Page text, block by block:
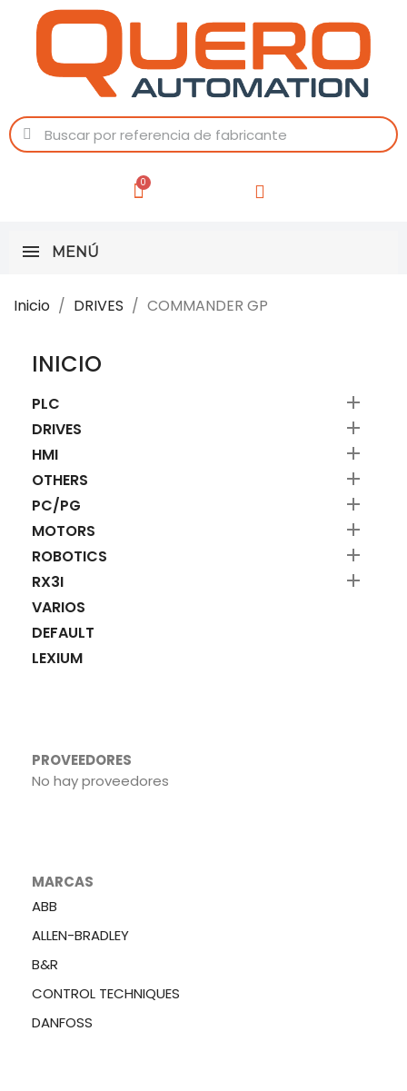
MENÚ
Inicio DRIVES COMMANDER GP
INICIO
PLC 
DRIVES 
HMI 
OTHERS 
PC/PG 
MOTORS 
ROBOTICS 
RX3I 
VARIOS
DEFAULT
LEXIUM
PROVEEDORES
No hay proveedores
MARCAS
ABB
ALLEN-BRADLEY
B&R
CONTROL TECHNIQUES
DANFOSS